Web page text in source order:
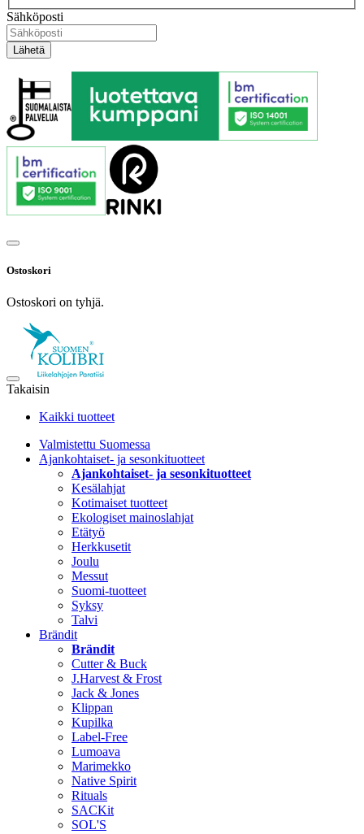
Sähköposti
Ostoskori
Ostoskori on tyhjä.
Takaisin
Kaikki tuotteet
Valmistettu Suomessa
Ajankohtaiset- ja sesonkituotteet
Ajankohtaiset- ja sesonkituotteet
Kesälahjat
Kotimaiset tuotteet
Ekologiset mainoslahjat
Etätyö
Herkkusetit
Joulu
Messut
Suomi-tuotteet
Syksy
Talvi
Brändit
Brändit
Cutter & Buck
J.Harvest & Frost
Jack & Jones
Klippan
Kupilka
Label-Free
Lumoava
Marimekko
Native Spirit
Rituals
SACKit
SOL'S